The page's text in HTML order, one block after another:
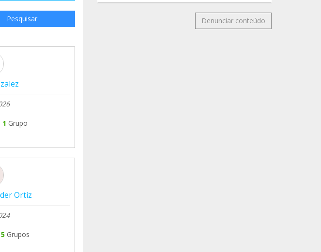
Pesquisar
1 Grupo
Ortiz
5 Grupos
Denunciar conteúdo